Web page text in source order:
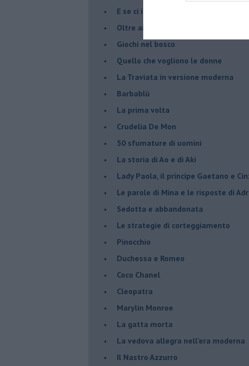
E se ci incontrassimo ?
Oltre ai cinque sensi
Giochi nel bosco
Quello che vogliono le donne
La Traviata in versione moderna
Barbablù
La prima volta
Crudelia De Mon
50 sfumature di uomini
La storia di Ao e di Aki
Lady Paola, il principe Gaetano e
Le parole di Mina e le risposte di
Sedotta e abbandonata
Le strategie di corteggiamento
Pinocchio
Duchessa e Romeo
Coco Chanel
Cleopatra
Marylin Monroe
La gatta morta
La vedova allegra nell'era moderna
​Il Nastro Azzurro